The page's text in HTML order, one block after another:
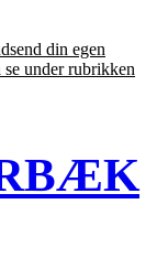
din egen
under rubrikken